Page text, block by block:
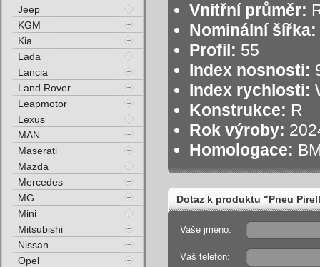
Vnitřní průměr:
Nominální šířka:
Profil: 55
Index nosnosti:
Index rychlosti:
Konstrukce: R
Rok výroby:
Homologace:
Dotaz k produktu "Pneu
Vaše jméno:
Váš telefon:
Jeep
KGM
Kia
Lada
Lancia
Land Rover
Leapmotor
Lexus
MAN
Maserati
Mazda
Mercedes
MG
Mini
Mitsubishi
Nissan
Opel